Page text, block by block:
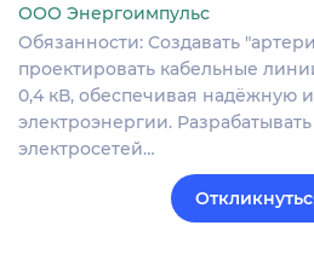
ООО Энергоимпульс
Обязанности: Создавать
проектировать кабельные
0,4 кВ, обеспечивая надёжную
электроэнергии.
электросетей…